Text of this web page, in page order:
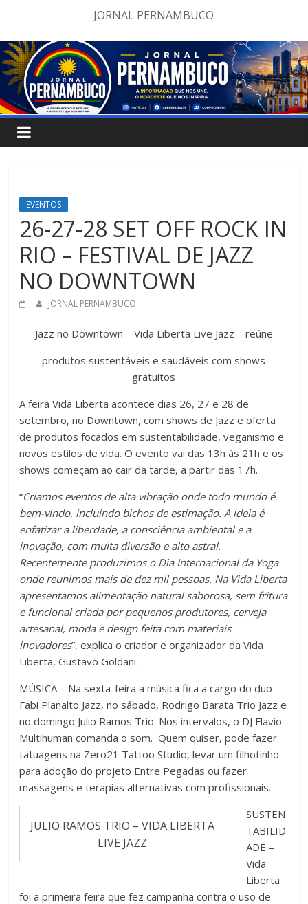
o
conteúdo
JORNAL PERNAMBUCO
EVENTOS
26-27-28 SET OFF ROCK IN
RIO – FESTIVAL DE JAZZ
NO DOWNTOWN
JORNAL PERNAMBUCO
Jazz no Downtown – Vida Liberta Live Jazz – reúne
produtos sustentáveis e saudáveis com shows
gratuitos
A feira Vida Liberta acontece dias 26, 27 e 28 de
setembro, no Downtown, com shows de Jazz e oferta
de produtos focados em sustentabilidade, veganismo e
novos estilos de vida. O evento vai das 13h às 21h e os
shows começam ao cair da tarde, a partir das 17h.
“Criamos eventos de alta vibração onde todo mundo é
bem-vindo, incluindo bichos de estimação. A ideia é
enfatizar a liberdade, a consciência ambiental e a
inovação, com muita diversão e alto astral.
Recentemente produzimos o Dia Internacional da Yoga
onde reunimos mais de dez mil pessoas. Na Vida Liberta
apresentamos alimentação natural saborosa, sem fritura
e funcional criada por pequenos produtores, cerveja
artesanal, moda e design feita com materiais
inovadores”, explica o criador e organizador da Vida
Liberta, Gustavo Goldani.
MÚSICA – Na sexta-feira a música fica a cargo do duo
Fabi Planalto Jazz, no sábado, Rodrigo Barata Trio Jazz e
no domingo Julio Ramos Trio. Nos intervalos, o DJ Flavio
Multihuman comanda o som. Quem quiser, pode fazer
tatuagens na Zero21 Tattoo Studio, levar um filhotinho
para adoção do projeto Entre Pegadas ou fazer
massagens e terapias alternativas com profissionais.
JULIO RAMOS TRIO – VIDA LIBERTA
LIVE JAZZ
SUSTEN
TABILID
ADE –
Vida
Liberta
foi a primeira feira que fez campanha contra o uso de